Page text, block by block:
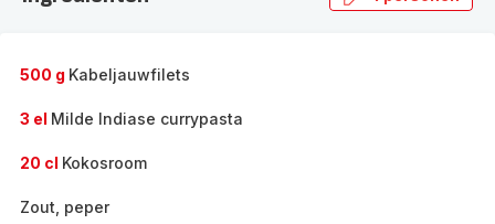
500 g Kabeljauwfilets
3 el Milde Indiase currypasta
20 cl Kokosroom
Zout, peper